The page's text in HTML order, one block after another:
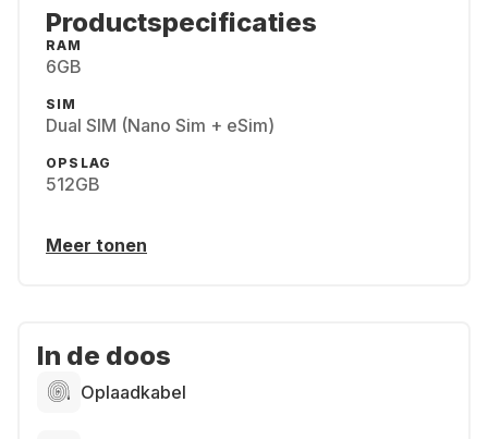
Productspecificaties
RAM
6GB
SIM
Dual SIM (Nano Sim + eSim)
OPSLAG
512GB
Meer tonen
In de doos
Oplaadkabel